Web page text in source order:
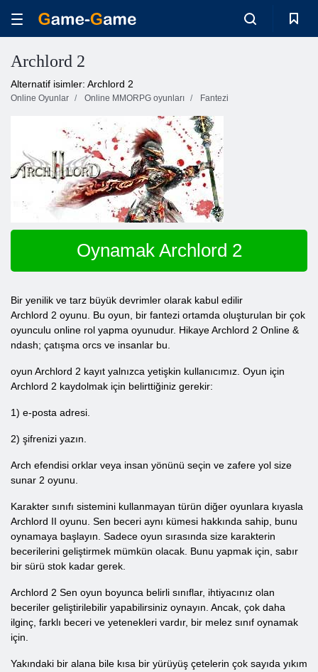
Archlord 2
Alternatif isimler: Archlord 2
Online Oyunlar Online MMORPG oyunları Fantezi
Oynamak Archlord 2
Bir yenilik ve tarz büyük devrimler olarak kabul edilir
Archlord 2 oyunu. Bu oyun, bir fantezi ortamda oluşturulan bir çok
oyunculu online rol yapma oyunudur. Hikaye Archlord 2 Online &
ndash; çatışma orcs ve insanlar bu.
oyun Archlord 2 kayıt yalnızca yetişkin kullanıcımız. Oyun için
Archlord 2 kaydolmak için belirttiğiniz gerekir:
1) e-posta adresi.
2) şifrenizi yazın.
Arch efendisi orklar veya insan yönünü seçin ve zafere yol size
sunar 2 oyunu.
Karakter sınıfı sistemini kullanmayan türün diğer oyunlara kıyasla
Archlord II oyunu. Sen beceri aynı kümesi hakkında sahip, bunu
oynamaya başlayın. Sadece oyun sırasında size karakterin
becerilerini geliştirmek mümkün olacak. Bunu yapmak için, sabır
bir sürü stok kadar gerek.
Archlord 2 Sen oyun boyunca belirli sınıflar, ihtiyacınız olan
beceriler geliştirilebilir yapabilirsiniz oynayın. Ancak, çok daha
ilginç, farklı beceri ve yetenekleri vardır, bir melez sınıf oynamak
için.
Yakındaki bir alana bile kısa bir yürüyüş çetelerin çok sayıda yıkım